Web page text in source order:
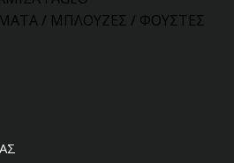
/ ΜΠΛΟΥΖΕΣ / ΦΟΥΣΤΕΣ